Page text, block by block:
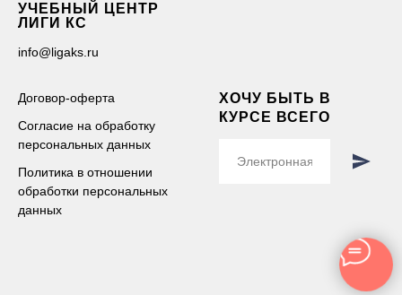
УЧЕБНЫЙ ЦЕНТР
ЛИГИ КС
info@ligaks.ru
Договор-оферта
Согласие на обработку
персональных данных
Политика в отношении
обработки персональных
данных
ХОЧУ БЫТЬ В
КУРСЕ ВСЕГО